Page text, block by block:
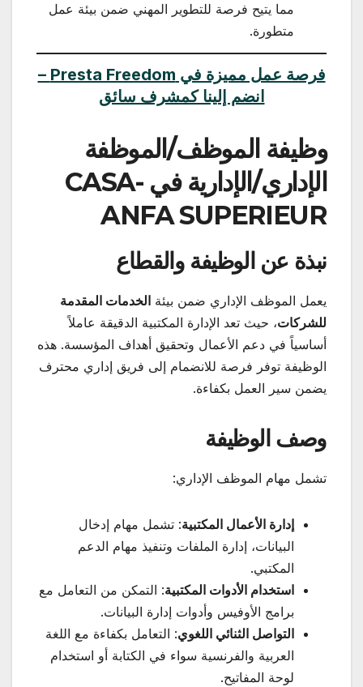
مما يتيح فرصة للتطوير المهني ضمن بيئة عمل
متطورة.
فرصة عمل مميزة في Presta Freedom –
انضم إلينا كمشرف سائق
وظيفة الموظف/الموظفة
الإداري/الإدارية في CASA-
ANFA SUPERIEUR
نبذة عن الوظيفة والقطاع
يعمل الموظف الإداري ضمن بيئة الخدمات المقدمة
للشركات، حيث تعد الإدارة المكتبية الدقيقة عاملاً
أساسياً في دعم الأعمال وتحقيق أهداف المؤسسة. هذه
الوظيفة توفر فرصة للانضمام إلى فريق إداري محترف
يضمن سير العمل بكفاءة.
وصف الوظيفة
تشمل مهام الموظف الإداري:
إدارة الأعمال المكتبية: تشمل مهام إدخال
البيانات، إدارة الملفات وتنفيذ مهام الدعم
المكتبي.
استخدام الأدوات المكتبية: التمكن من التعامل مع
برامج الأوفيس وأدوات إدارة البيانات.
التواصل الثنائي اللغوي: التعامل بكفاءة مع اللغة
العربية والفرنسية سواء في الكتابة أو استخدام
لوحة المفاتيح.